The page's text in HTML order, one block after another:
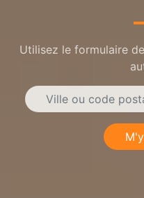
Utilisez le formulaire